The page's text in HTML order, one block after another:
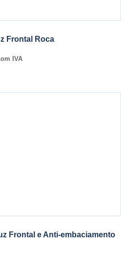
Frontal Roca
IVA
Frontal e Anti-embaciamento